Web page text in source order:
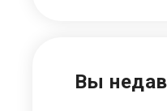
Вы